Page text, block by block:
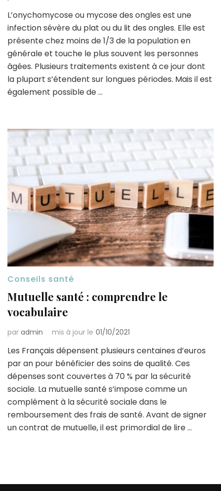
L’onychomycose ou mycose des ongles est une
infection sévère du plat ou du lit des ongles. Elle est
présente chez moins de 1/3 de la population en
générale et touche le plus souvent les personnes
âgées. Plusieurs traitements existent à ce jour dont
la plupart s’étendent sur longues périodes. Mais il est
également possible de …
Conseils santé
Mutuelle santé : comprendre le
vocabulaire
par admin mis à jour le 01/10/2021
Les Français dépensent plusieurs centaines d’euros
par an pour bénéficier des soins de qualité. Ces
dépenses sont couvertes à 70 % par la sécurité
sociale. La mutuelle santé s’impose comme un
complément à la sécurité sociale dans le
remboursement des frais de santé. Avant de signer
un contrat de mutuelle, il est primordial de lire …